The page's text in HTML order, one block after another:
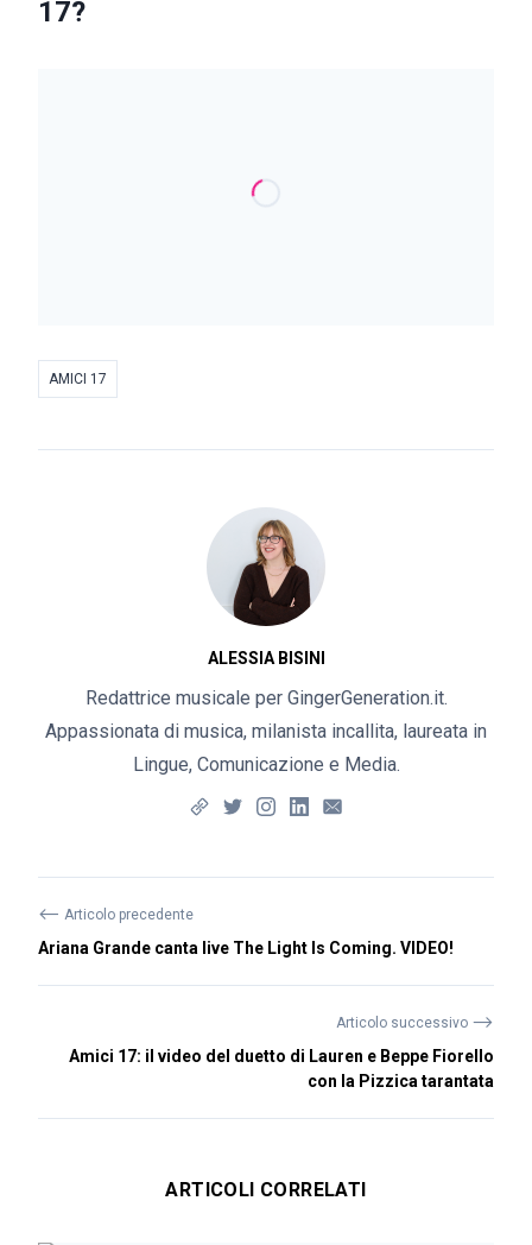
17?
AMICI 17
ALESSIA BISINI
Redattrice musicale per GingerGeneration.it.
Appassionata di musica, milanista incallita, laureata in
Lingue, Comunicazione e Media.
⟵ Articolo precedente
Ariana Grande canta live The Light Is Coming. VIDEO!
Articolo successivo ⟶
Amici 17: il video del duetto di Lauren e Beppe Fiorello
con la Pizzica tarantata
ARTICOLI CORRELATI